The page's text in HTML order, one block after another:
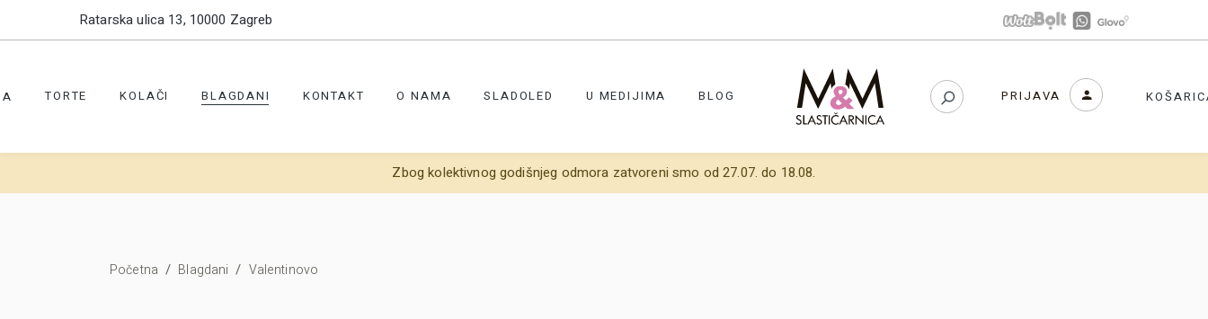
Ratarska ulica 13, 10000 Zagreb
TORTE KOLAČI BLAGDANI KONTAKT O NAMA SLADOLED U MEDIJIMA BLOG PRIJAVA
Zbog kolektivnog godišnjeg odmora zatvoreni smo od 27.07. do 18.08.
Početna / Blagdani / Valentinovo